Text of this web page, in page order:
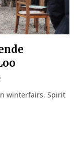
winterfairs. Spirit